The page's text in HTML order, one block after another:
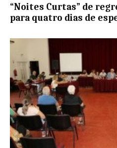
“Noites Curtas” de
para quatro dias de